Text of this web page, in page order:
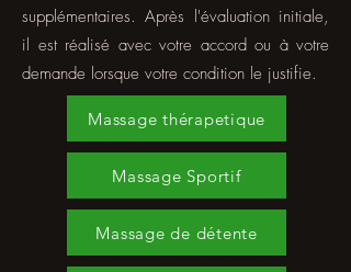
supplémentaires. Après l'évaluation initiale,
il est réalisé avec votre accord ou à votre
demande lorsque votre condition le justifie.
Massage thérapetique
Massage Sportif
Massage de détente